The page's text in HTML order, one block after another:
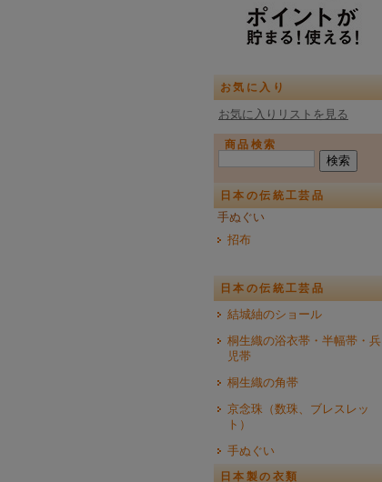
お気に入り
お気に入りリストを見る
商品検索
日本の伝統工芸品
手ぬぐい
招布
日本の伝統工芸品
結城紬のショール
桐生織の浴衣帯・半幅帯・兵
児帯
桐生織の角帯
京念珠（数珠、ブレスレッ
ト）
手ぬぐい
日本製の衣類